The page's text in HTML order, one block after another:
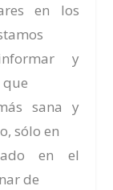
en los
y
sana y
sólo en
en el
de